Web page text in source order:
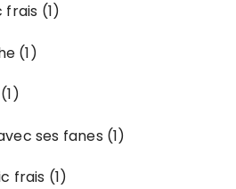
frais (1)
(1)
(1)
ses fanes (1)
frais (1)